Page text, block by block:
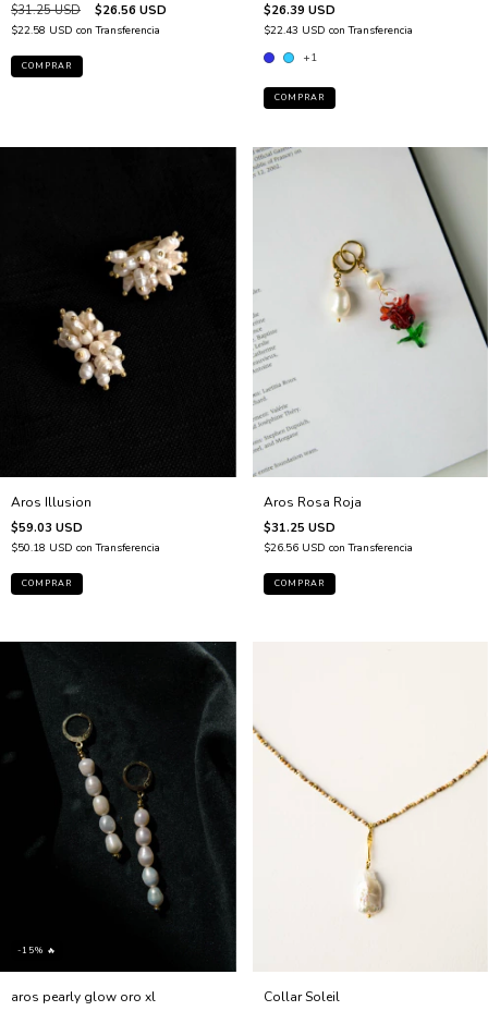
$31.25 USD $26.56 USD
$22.58 USD con Transferencia
$26.39 USD
$22.43 USD con Transferencia
+1
COMPRAR
Aros Illusion
$59.03 USD
$50.18 USD con Transferencia
Aros Rosa Roja
$31.25 USD
$26.56 USD con Transferencia
-15% 🔥
aros pearly glow oro xl Collar Soleil